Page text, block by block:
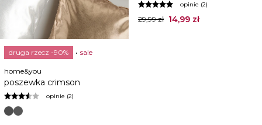
druga rzecz -90% sale
home&you
poszewka crimson
opinie (2)
opinie (2)
29,99 zł 14,99 zł